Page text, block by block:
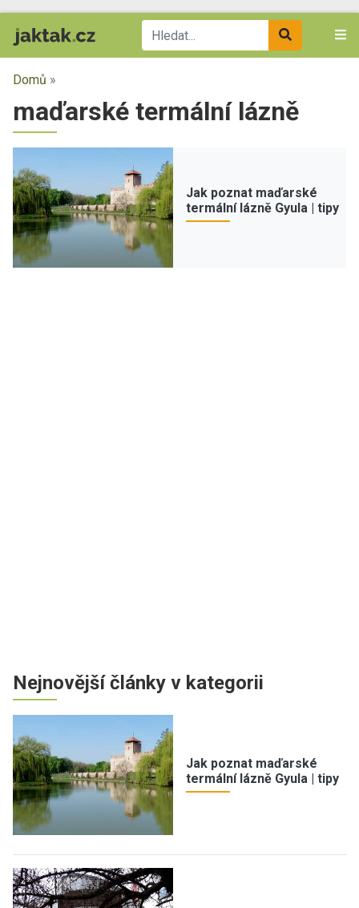
Domů »
maďarské termální lázně
Jak poznat maďarské
termální lázně Gyula | tipy
Nejnovější články v kategorii
Jak poznat maďarské
termální lázně Gyula | tipy